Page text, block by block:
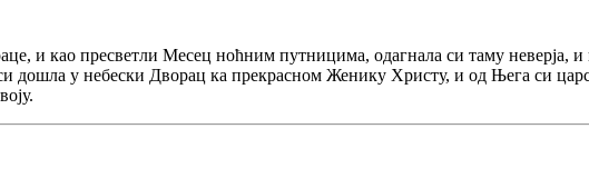
и као пресветли Месец ноћним путницима, одагнала си таму неверја,
дошла у небески Дворац ка прекрасном Женику Христу, и од Њега си